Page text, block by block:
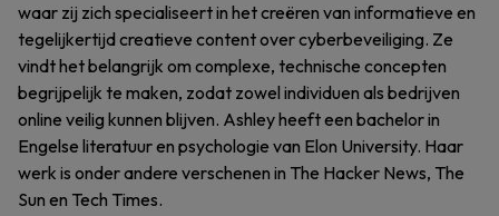
waar zij zich specialiseert in het creëren van informatieve en
tegelijkertijd creatieve content over cyberbeveiliging. Ze
vindt het belangrijk om complexe, technische concepten
begrijpelijk te maken, zodat zowel individuen als bedrijven
online veilig kunnen blijven. Ashley heeft een bachelor in
Engelse literatuur en psychologie van Elon University. Haar
werk is onder andere verschenen in The Hacker News, The
Sun en Tech Times.